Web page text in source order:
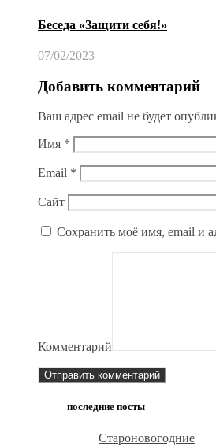
Беседа «Защити себя!»
07/02/2023
Добавить комментарий
Ваш адрес email не будет
Имя *
Email *
Сайт
Сохранить моё имя, email и
Комментарий
последние посты
Староновогодние